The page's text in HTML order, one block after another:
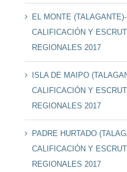
EL MONTE
CALIFICACIÓN Y
REGIONALES 2017
ISLA DE MAIPO
CALIFICACIÓN Y
REGIONALES 2017
PADRE HURTADO
CALIFICACIÓN Y
REGIONALES 2017